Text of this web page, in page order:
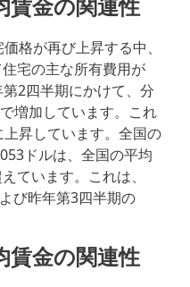
賃金の関連性
格が再び上昇する中、
宅の主な所有費用が
2四半期にかけて、分
増加しています。これ
昇しています。全国の
ドルは、全国の平均
ています。これは、
び昨年第3四半期の
賃金の関連性